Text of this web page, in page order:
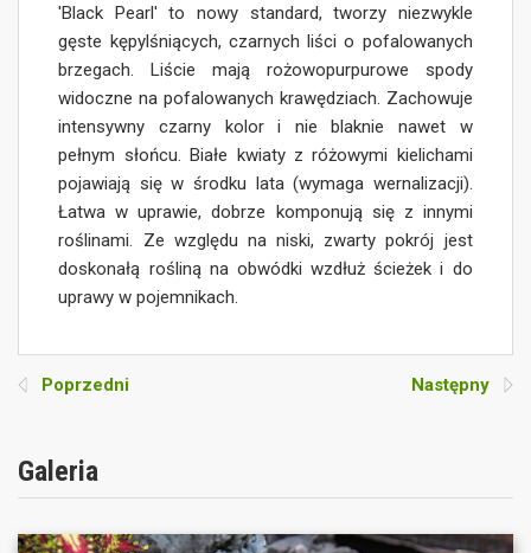
'Black Pearl' to nowy standard, tworzy niezwykle
gęste kępylśniących, czarnych liści o pofalowanych
brzegach. Liście mają rożowopurpurowe spody
widoczne na pofalowanych krawędziach. Zachowuje
intensywny czarny kolor i nie blaknie nawet w
pełnym słońcu. Białe kwiaty z różowymi kielichami
pojawiają się w środku lata (wymaga wernalizacji).
Łatwa w uprawie, dobrze komponują się z innymi
roślinami. Ze względu na niski, zwarty pokrój jest
doskonałą rośliną na obwódki wzdłuż ścieżek i do
uprawy w pojemnikach.
Poprzedni Następny
Galeria